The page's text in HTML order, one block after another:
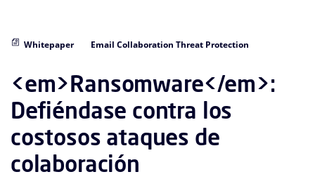
Whitepaper Email Collaboration Threat Protection
<em>Ransomware</em>:
Defiéndase contra los
costosos ataques de
colaboración